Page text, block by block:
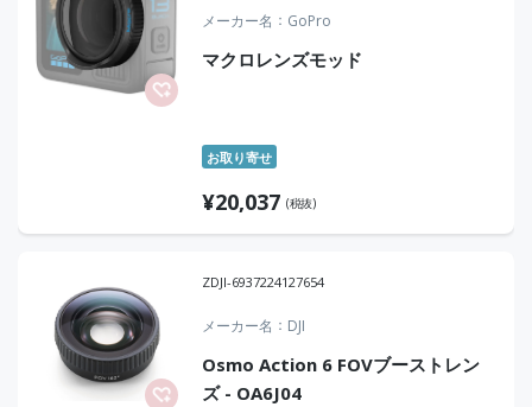
メーカー名 GoPro
マクロレンズモッド
お取り寄せ
¥20,037 (税抜)
ZDJI-6937224127654
メーカー名 DJI
Osmo Action 6 FOVブーストレン
ズ - OA6J04